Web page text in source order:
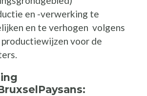
en -verwerking te
en te verhogen volgens
voor de